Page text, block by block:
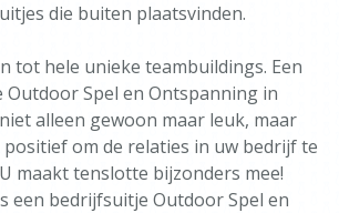
die buiten plaatsvinden.
tot hele unieke teambuildings. Een
Spel en Ontspanning in
alleen gewoon maar leuk, maar
om de relaties in uw bedrijf te
maakt tenslotte bijzonders mee!
een bedrijfsuitje Outdoor Spel en